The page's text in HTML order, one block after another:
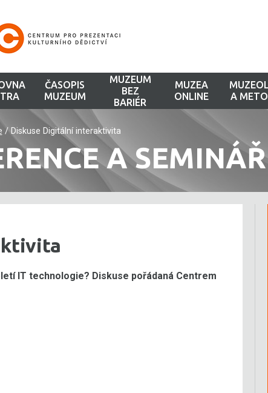
ČASOPIS
MUZEUM
MUZEUM
BEZ
BARIÉR
MUZEA
ONLINE
A
/ Diskuse Digitální interaktivita
A
IT technologie? Diskuse pořádaná Centrem